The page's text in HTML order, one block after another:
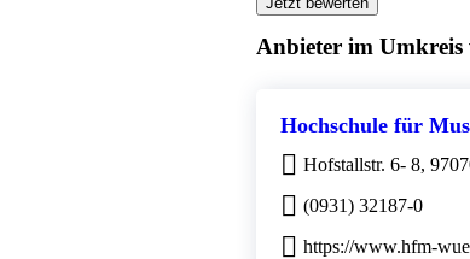
Anbieter im
Hochschule für
Hofstallstr. 6- 8,
(0931) 32187-0
https://www.hfm-